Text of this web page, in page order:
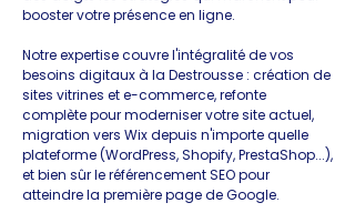
booster votre présence en ligne.
Notre expertise couvre l'intégralité de vos
besoins digitaux à la Destrousse : création de
sites vitrines et e-commerce, refonte
complète pour moderniser votre site actuel,
migration vers Wix depuis n'importe quelle
plateforme (WordPress, Shopify, PrestaShop...),
et bien sûr le référencement SEO pour
atteindre la première page de Google.